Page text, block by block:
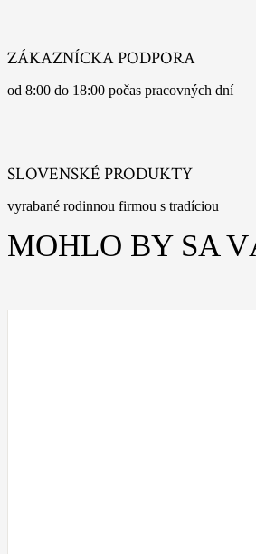
ZÁKAZNÍCKA PODPORA
od 8:00 do 18:00 počas pracovných dní
SLOVENSKÉ PRODUKTY
vyrabané rodinnou firmou s tradíciou
MOHLO BY SA